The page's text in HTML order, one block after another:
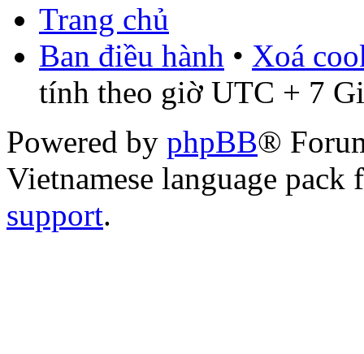
Trang chủ
Ban điều hành • Xoá
tính theo giờ UTC + 7
Powered by phpBB®
Vietnamese language
support.